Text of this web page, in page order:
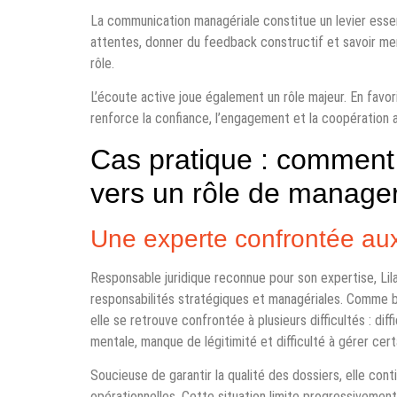
La communication managériale constitue un levier
attentes, donner du feedback constructif et savoir
rôle.
L’écoute active joue également un rôle majeur. En
renforce la confiance, l’engagement et la coopération
Cas pratique :
vers un rôle de
Une experte confrontée
Responsable juridique reconnue pour son expertise,
responsabilités stratégiques et managériales. Comme
elle se retrouve confrontée à plusieurs difficultés :
mentale, manque de légitimité et difficulté à gérer
Soucieuse de garantir la qualité des dossiers, elle